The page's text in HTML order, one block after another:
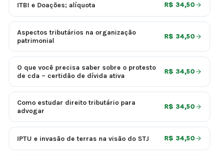
ITBI e Doações; alíquota R$ 34,50
Aspectos tributários na organização
patrimonial
R$ 34,50
O que você precisa saber sobre o protesto
de cda – certidão de dívida ativa
R$ 34,50
Como estudar direito tributário para
advogar
R$ 34,50
IPTU e invasão de terras na visão do STJ R$ 34,50